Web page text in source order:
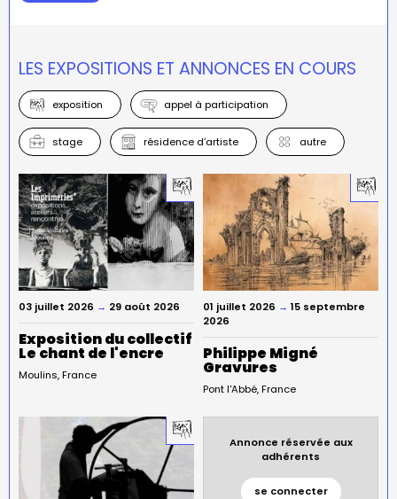
LES EXPOSITIONS ET ANNONCES EN COURS
exposition appel à participation
stage résidence d’artiste autre
03 juillet 2026 → 29 août 2026
Exposition du collectif
Le chant de l'encre
Moulins France
01 juillet 2026 → 15 septembre
2026
Philippe Migné
Gravures
Pont l'Abbé France
Annonce réservée aux
adhérents
se connecter